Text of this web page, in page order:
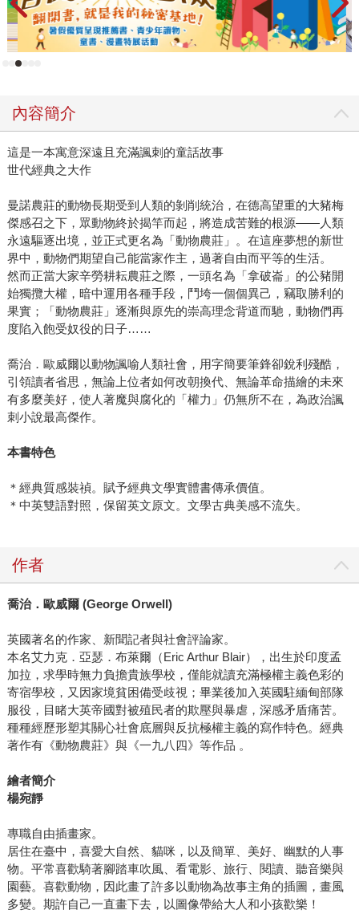
內容簡介
這是一本寓意深遠且充滿諷刺的童話故事
世代經典之大作
曼諾農莊的動物長期受到人類的剝削統治，在德高望重的大豬梅
傑感召之下，眾動物終於揭竿而起，將造成苦難的根源——人類
永遠驅逐出境，並正式更名為「動物農莊」。在這座夢想的新世
界中，動物們期望自己能當家作主，過著自由而平等的生活。
然而正當大家辛勞耕耘農莊之際，一頭名為「拿破崙」的公豬開
始獨攬大權，暗中運用各種手段，鬥垮一個個異己，竊取勝利的
果實；「動物農莊」逐漸與原先的崇高理念背道而馳，動物們再
度陷入飽受奴役的日子……
喬治．歐威爾以動物諷喻人類社會，用字簡要筆鋒卻銳利殘酷，
引領讀者省思，無論上位者如何改朝換代、無論革命描繪的未來
有多麼美好，使人著魔與腐化的「權力」仍無所不在，為政治諷
刺小說最高傑作。
本書特色
＊經典質感裝禎。賦予經典文學實體書傳承價值。
＊中英雙語對照，保留英文原文。文學古典美感不流失。
作者
喬治．歐威爾 (George Orwell)
英國著名的作家、新聞記者與社會評論家。
本名艾力克．亞瑟．布萊爾（Eric Arthur Blair），出生於印度孟
加拉，求學時無力負擔貴族學校，僅能就讀充滿極權主義色彩的
寄宿學校，又因家境貧困備受歧視；畢業後加入英國駐緬甸部隊
服役，目睹大英帝國對被殖民者的欺壓與暴虐，深感矛盾痛苦。
種種經歷形塑其關心社會底層與反抗極權主義的寫作特色。經典
著作有《動物農莊》與《一九八四》等作品 。
繪者簡介
楊宛靜
專職自由插畫家。
居住在臺中，喜愛大自然、貓咪，以及簡單、美好、幽默的人事
物。平常喜歡騎著腳踏車吹風、看電影、旅行、閱讀、聽音樂與
園藝。喜歡動物，因此畫了許多以動物為故事主角的插圖，畫風
多變。期許自己一直畫下去，以圖像帶給大人和小孩歡樂！